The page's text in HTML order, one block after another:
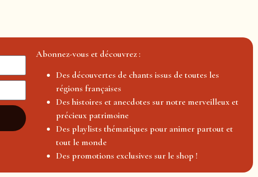
Abonnez-vous et découvrez :
Des découvertes de chants issus de toutes les
régions françaises
Des histoires et anecdotes sur notre merveilleux et
précieux patrimoine
Des playlists thématiques pour animer partout et
tout le monde
Des promotions exclusives sur le shop !